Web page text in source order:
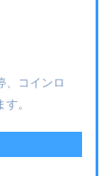
、コインロ
。